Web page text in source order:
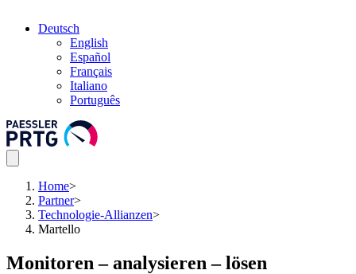
Deutsch
English
Español
Français
Italiano
Português
Home>
Partner>
Technologie-Allianzen>
Martello
Monitoren – analysieren – lösen